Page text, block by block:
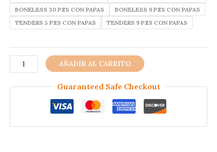
BONELESS 30 PZS CON PAPAS
BONELESS 9 PZS CON PAPAS
TENDERS 5 PZS CON PAPAS
TENDERS 9 PZS CON PAPAS
ALITAS
GRILL
BONELESS
AÑADIR AL CARRITO
Guaranteed Safe Checkout